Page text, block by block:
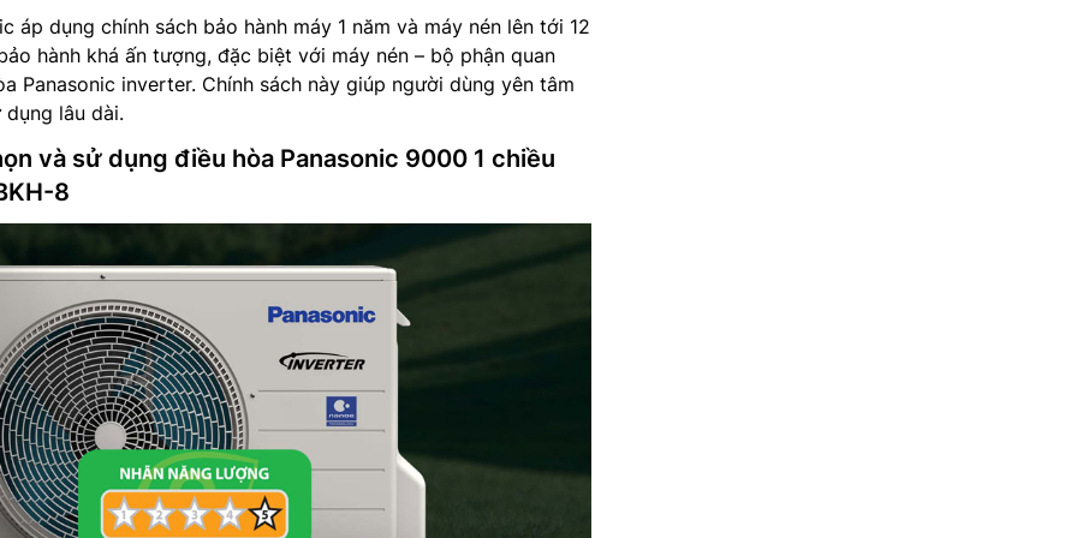
áp dụng chính sách bảo hành máy 1 năm và máy nén lên tới 12
hành khá ấn tượng, đặc biệt với máy nén – bộ phận quan
Panasonic inverter. Chính sách này giúp người dùng yên tâm
lâu dài.
và sử dụng điều hòa Panasonic 9000 1 chiều
8